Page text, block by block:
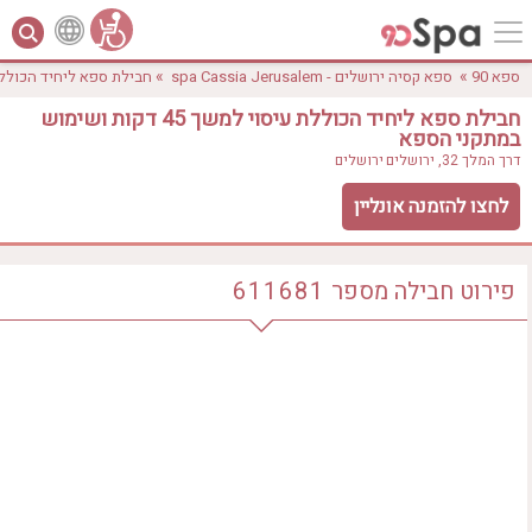
אישור טווח מחירים ₪0 - ₪3000
ספא 90 » ספא קסיה ירושלים - spa Cassia Jerusalem » חבילת ספא ליחיד הכוללת עיסוי למשך 45
חבילת ספא ליחיד הכוללת עיסוי למשך 45 דקות ושימוש
במתקני הספא
דרך המלך 32, ירושלים ירושלים
לחצו להזמנה אונליין
פירוט חבילה מספר 611681